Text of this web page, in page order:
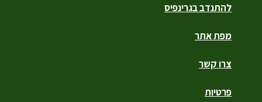
להתנדב בגרינפיס
מפת אתר
צרו קשר
פרטיות